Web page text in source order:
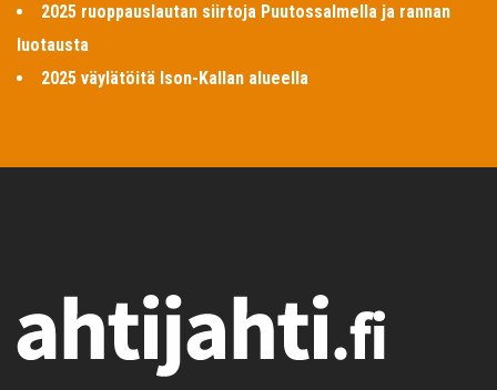
2025 ruoppauslautan siirtoja Puutossalmella ja rannan
luotausta
2025 väylätöitä Ison-Kallan alueella